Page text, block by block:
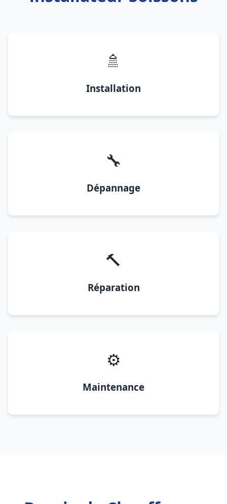
🚿
Installation
🔧
Dépannage
🔨
Réparation
⚙️
Maintenance